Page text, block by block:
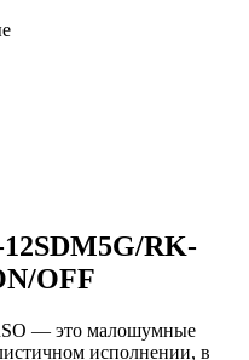
RK-
OFF
— это малошумные
исполнении, в